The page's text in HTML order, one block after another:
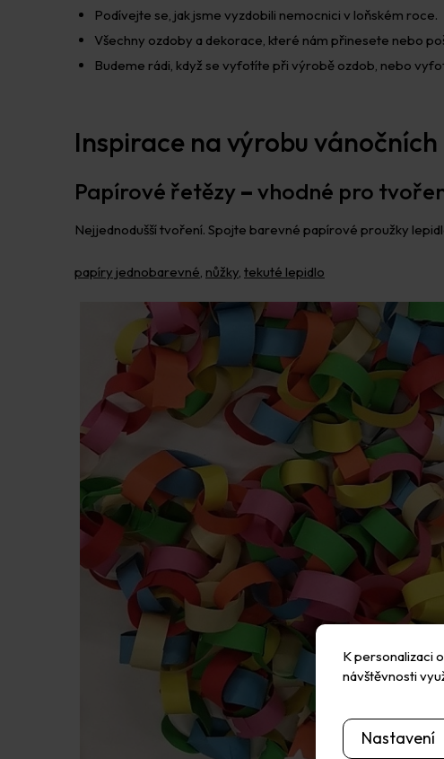
K personalizaci
návštěvnosti
Nastavení
Podívejte se, jak jsme vyzdobili nemocnici v loňském roce.
Všechny ozdoby a dekorace, které nám přinesete nebo
Budeme rádi, když se vyfotíte při výrobě ozdob, nebo
Inspirace na výrobu
Papírové řetězy–vhodné pro
Nejjednodušší tvoření. Spojte barevné papírové proužky
papíry jednobarevné, nůžky, tekuté lepidlo